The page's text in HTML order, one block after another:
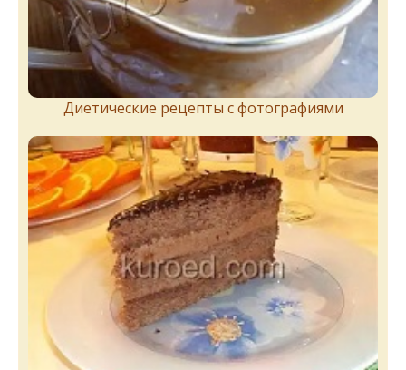
Диетические рецепты с фотографиями